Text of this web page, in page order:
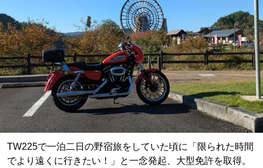
TW225で一泊二日の野宿旅をしていた頃に「限られた時間
でより遠くに行きたい！」と一念発起、大型免許を取得。